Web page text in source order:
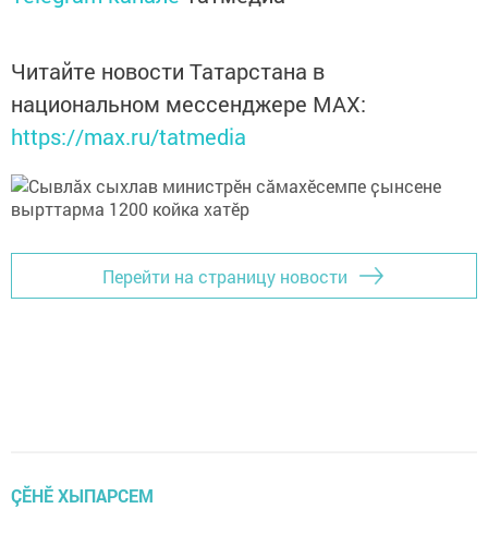
Читайте новости Татарстана в
национальном мессенджере MАХ:
https://max.ru/tatmedia
Перейти на страницу новости
ÇӖНӖ ХЫПАРСЕМ